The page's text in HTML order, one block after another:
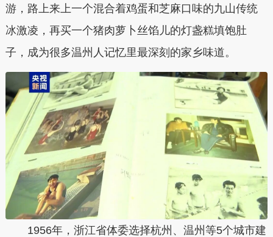
游，路上来上一个混合着鸡蛋和芝麻口味的九山传统
冰激凌，再买一个猪肉萝卜丝馅儿的灯盏糕填饱肚
子，成为很多温州人记忆里最深刻的家乡味道。
1956年，浙江省体委选择杭州、温州等5个城市建